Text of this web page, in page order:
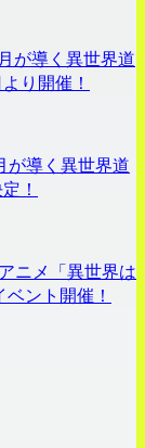
が導く異世界道
り開催！
が導く異世界道
！
ニメ「異世界は
ント開催！